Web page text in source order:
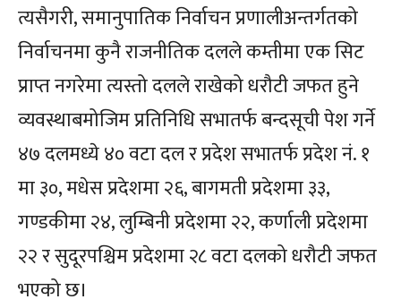
त्यसैगरी, समानुपातिक निर्वाचन प्रणालीअन्तर्गतको
निर्वाचनमा कुनै राजनीतिक दलले कम्तीमा एक सिट
प्राप्त नगरेमा त्यस्तो दलले राखेको धरौटी जफत हुने
व्यवस्थाबमोजिम प्रतिनिधि सभातर्फ बन्दसूची पेश गर्ने
४७ दलमध्ये ४० वटा दल र प्रदेश सभातर्फ प्रदेश नं. १
मा ३०, मधेस प्रदेशमा २६, बागमती प्रदेशमा ३३,
गण्डकीमा २४, लुम्बिनी प्रदेशमा २२, कर्णाली प्रदेशमा
२२ र सुदूरपश्चिम प्रदेशमा २८ वटा दलको धरौटी जफत
भएको छ।